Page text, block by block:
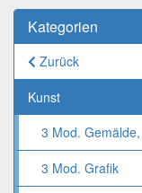
Kategorien
Zurück
Kunst
3 Mod.
3 Mod. Grafik